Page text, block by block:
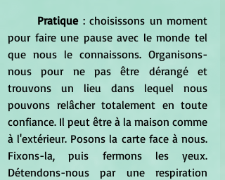
Pratique : choisissons un moment
pour faire une pause avec le monde tel
que nous le connaissons. Organisons-
nous pour ne pas être dérangé et
trouvons un lieu dans lequel nous
pouvons relâcher totalement en toute
confiance. Il peut être à la maison comme
à l'extérieur. Posons la carte face à nous.
Fixons-la, puis fermons les yeux.
Détendons-nous par une respiration